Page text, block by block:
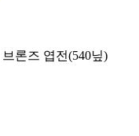
브론즈 엽전(540닢)